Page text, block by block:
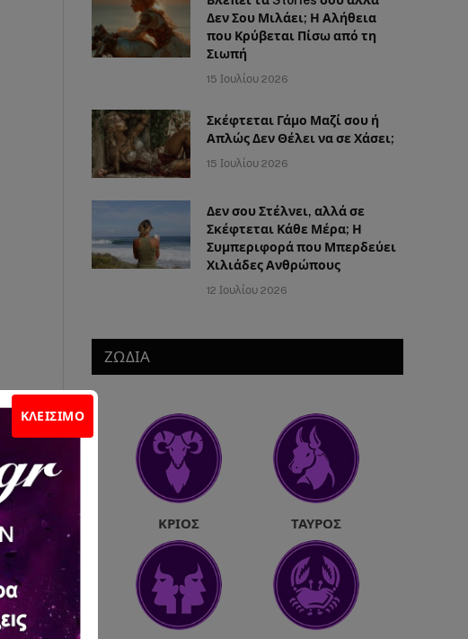
ΚΛΕΊΣΙΜΟ
Δεν Σου Μιλάει; Η Αλήθεια
που Κρύβεται Πίσω από τη
Σιωπή
15 Ιουλίου 2026
Σκέφτεται Γάμο Μαζί σου ή
Απλώς Δεν Θέλει να σε Χάσει;
15 Ιουλίου 2026
Δεν σου Στέλνει, αλλά σε
Σκέφτεται Κάθε Μέρα; Η
Συμπεριφορά που Μπερδεύει
Χιλιάδες Ανθρώπους
12 Ιουλίου 2026
ΖΩΔΙΑ
ΚΡΙΌΣ ΤΑΎΡΟΣ